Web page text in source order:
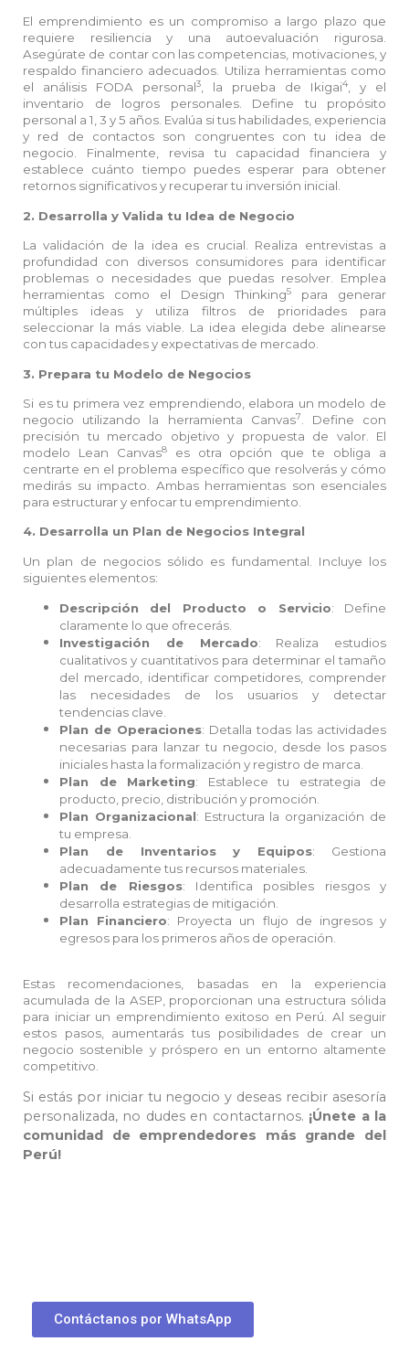
El emprendimiento es un compromiso a largo plazo que
requiere resiliencia y una autoevaluación rigurosa.
Asegúrate de contar con las competencias, motivaciones, y
respaldo financiero adecuados. Utiliza herramientas como
el análisis FODA personal3, la prueba de Ikigai4, y el
inventario de logros personales. Define tu propósito
personal a 1, 3 y 5 años. Evalúa si tus habilidades, experiencia
y red de contactos son congruentes con tu idea de
negocio. Finalmente, revisa tu capacidad financiera y
establece cuánto tiempo puedes esperar para obtener
retornos significativos y recuperar tu inversión inicial.
2. Desarrolla y Valida tu Idea de Negocio
La validación de la idea es crucial. Realiza entrevistas a
profundidad con diversos consumidores para identificar
problemas o necesidades que puedas resolver. Emplea
herramientas como el Design Thinking5
para generar
múltiples ideas y utiliza filtros de prioridades para
seleccionar la más viable. La idea elegida debe alinearse
con tus capacidades y expectativas de mercado.
3. Prepara tu Modelo de Negocios
Si es tu primera vez emprendiendo, elabora un modelo de
negocio utilizando la herramienta Canvas7
. Define con
precisión tu mercado objetivo y propuesta de valor. El
modelo Lean Canvas8
es otra opción que te obliga a
centrarte en el problema específico que resolverás y cómo
medirás su impacto. Ambas herramientas son esenciales
para estructurar y enfocar tu emprendimiento.
4. Desarrolla un Plan de Negocios Integral
Un plan de negocios sólido es fundamental. Incluye los
siguientes elementos:
Descripción del Producto o Servicio: Define
claramente lo que ofrecerás.
Investigación de Mercado: Realiza estudios
cualitativos y cuantitativos para determinar el tamaño
del mercado, identificar competidores, comprender
las necesidades de los usuarios y detectar
tendencias clave.
Plan de Operaciones: Detalla todas las actividades
necesarias para lanzar tu negocio, desde los pasos
iniciales hasta la formalización y registro de marca.
Plan de Marketing: Establece tu estrategia de
producto, precio, distribución y promoción.
Plan Organizacional: Estructura la organización de
tu empresa.
Plan de Inventarios y Equipos: Gestiona
adecuadamente tus recursos materiales.
Plan de Riesgos: Identifica posibles riesgos y
desarrolla estrategias de mitigación.
Plan Financiero: Proyecta un flujo de ingresos y
egresos para los primeros años de operación.
Estas recomendaciones, basadas en la experiencia
acumulada de la ASEP, proporcionan una estructura sólida
para iniciar un emprendimiento exitoso en Perú. Al seguir
estos pasos, aumentarás tus posibilidades de crear un
negocio sostenible y próspero en un entorno altamente
competitivo.
Si estás por iniciar tu negocio y deseas recibir asesoría
personalizada, no dudes en contactarnos. ¡Únete a la
comunidad de emprendedores más grande del
Perú!
Contáctanos por WhatsApp